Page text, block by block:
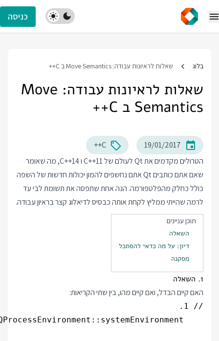
כניסה
בלוג שאלות לראיונות עבודה: Move Semantics ב C++
שאלות לראיונות עבודה: Move
Semantics ב C++
19/01/2017
C++
הטרולים מקדמים את Qt לעולם של C++11 ו C++14, מה שאומר
שאם אתם כותבים Qt אתם נחשפים להמון יכולות חדשות של השפה
כולל כחלק מהפלטפורמה. הנה אחת שתפסה את תשומת לבי עד
לרמה שהייתי ממליץ לקחת אותה כבסיס לדיאלוג קצר בראיון עבודה.
תוכן עניינים
השאלה
דיון: על מה כדאי להסתכל
מסקנה
1. השאלה
האם קיים הבדל, ואם קיים מהו, בין שתי הקריאות: